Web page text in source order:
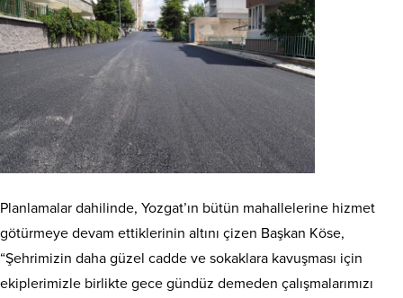
Planlamalar dahilinde, Yozgat’ın bütün mahallelerine hizmet
götürmeye devam ettiklerinin altını çizen Başkan Köse,
“Şehrimizin daha güzel cadde ve sokaklara kavuşması için
ekiplerimizle birlikte gece gündüz demeden çalışmalarımızı